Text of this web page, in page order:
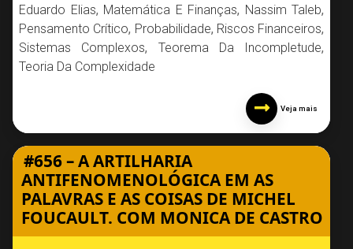
Eduardo Elias, Matemática E Finanças, Nassim Taleb,
Pensamento Crítico, Probabilidade, Riscos Financeiros,
Sistemas Complexos, Teorema Da Incompletude,
Teoria Da Complexidade
Veja mais
#656 – A ARTILHARIA
ANTIFENOMENOLÓGICA EM AS
PALAVRAS E AS COISAS DE MICHEL
FOUCAULT. COM MONICA DE CASTRO